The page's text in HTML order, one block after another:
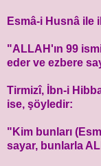
Esmâ-i Husnâ ile
"ALLAH'ın 99
eder ve ezbere
Tirmizî, İbn-i
ise, şöyledir:
"Kim bunları
sayar, bunlarla